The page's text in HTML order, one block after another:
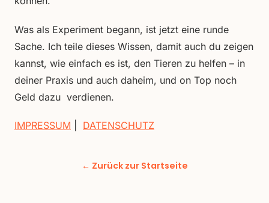
Was als Experiment begann, ist jetzt eine runde
Sache. Ich teile dieses Wissen, damit auch du zeigen
kannst, wie einfach es ist, den Tieren zu helfen – in
deiner Praxis und auch daheim, und on Top noch
Geld dazu verdienen.
IMPRESSUM DATENSCHUTZ
← Zurück zur Startseite